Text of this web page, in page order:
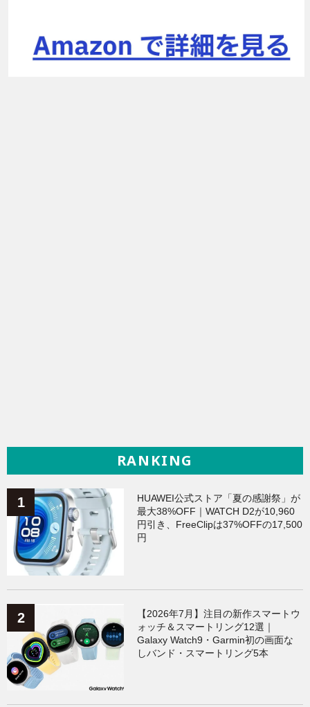
RANKING
HUAWEI公式ストア「夏の感謝祭」が
最大38%OFF｜WATCH D2が10,960
円引き、FreeClipは37%OFFの17,500
円
【2026年7月】注目の新作スマートウ
ォッチ＆スマートリング12選｜
Galaxy Watch9・Garmin初の画面な
しバンド・スマートリング5本